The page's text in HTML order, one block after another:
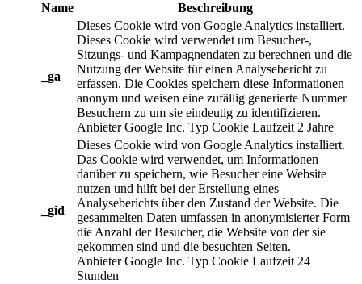
Name
Beschreibung
_ga
Dieses Cookie wird von Google Analytics installiert.
Dieses Cookie wird verwendet um Besucher-,
Sitzungs- und Kampagnendaten zu berechnen und die
Nutzung der Website für einen Analysebericht zu
erfassen. Die Cookies speichern diese Informationen
anonym und weisen eine zufällig generierte Nummer
Besuchern zu um sie eindeutig zu identifizieren.
Anbieter Google Inc. Typ Cookie Laufzeit 2 Jahre
_gid
Dieses Cookie wird von Google Analytics installiert.
Das Cookie wird verwendet, um Informationen
darüber zu speichern, wie Besucher eine Website
nutzen und hilft bei der Erstellung eines
Analyseberichts über den Zustand der Website. Die
gesammelten Daten umfassen in anonymisierter Form
die Anzahl der Besucher, die Website von der sie
gekommen sind und die besuchten Seiten.
Anbieter Google Inc. Typ Cookie Laufzeit 24
Stunden